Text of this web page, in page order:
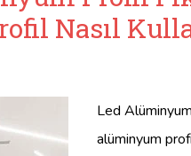
Nasıl
Led
alüminyum